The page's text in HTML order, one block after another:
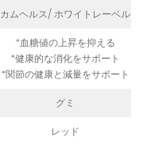
カムヘルス/ ホワイトレーベル
*血糖値の上昇を抑える
*健康的な消化をサポート
*関節の健康と減量をサポート
グミ
レッド